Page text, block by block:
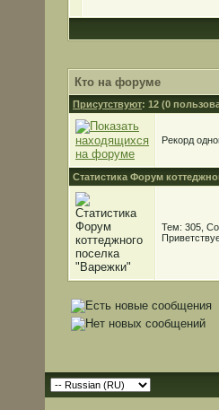
Кто на форуме
Присутствуют: 12 (0
Рекорд
Статистика Форум
Тем: 305,